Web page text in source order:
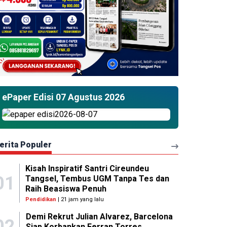
ePaper Edisi 07 Agustus 2026
Populer
Kisah Inspiratif Santri Cireundeu
Tangsel, Tembus UGM Tanpa Tes dan
Raih Beasiswa Penuh
Pendidikan | 21 jam yang lalu
Demi Rekrut Julian Alvarez, Barcelona